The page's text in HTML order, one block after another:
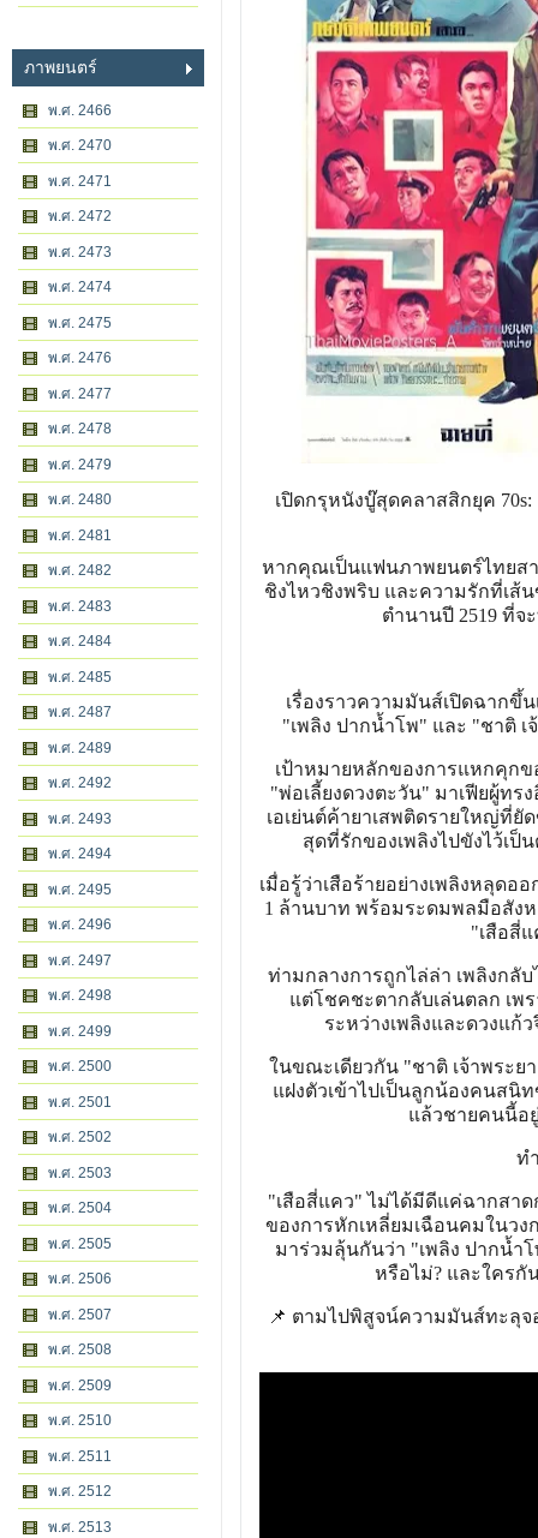
ภาพยนตร์
พ.ศ. 2466
พ.ศ. 2470
พ.ศ. 2471
พ.ศ. 2472
พ.ศ. 2473
พ.ศ. 2474
พ.ศ. 2475
พ.ศ. 2476
พ.ศ. 2477
พ.ศ. 2478
พ.ศ. 2479
พ.ศ. 2480
พ.ศ. 2481
พ.ศ. 2482
พ.ศ. 2483
พ.ศ. 2484
พ.ศ. 2485
พ.ศ. 2487
พ.ศ. 2489
พ.ศ. 2492
พ.ศ. 2493
พ.ศ. 2494
พ.ศ. 2495
พ.ศ. 2496
พ.ศ. 2497
พ.ศ. 2498
พ.ศ. 2499
พ.ศ. 2500
พ.ศ. 2501
พ.ศ. 2502
พ.ศ. 2503
พ.ศ. 2504
พ.ศ. 2505
พ.ศ. 2506
พ.ศ. 2507
พ.ศ. 2508
พ.ศ. 2509
พ.ศ. 2510
พ.ศ. 2511
พ.ศ. 2512
พ.ศ. 2513
เปิดกรุหนังบู๊สุดคลาสสิกยุค
หากคุณเป็นแฟนภาพยนตร์ไทยส
ชิงไหวชิงพริบ และความรักที่เส้
ตำนานปี 2519 ที่
เรื่องราวความมันส์เปิดฉากขึ้
"เพลิง ปากน้ำโพ" และ "ชาติ
เป้าหมายหลักของการแหกคุก
"พ่อเลี้ยงดวงตะวัน" มาเฟียผู้ท
เอเย่นต์ค้ายาเสพติดรายใหญ่ที่ยั
สุดที่รักของเพลิงไปขังไว้เป็
เมื่อรู้ว่าเสือร้ายอย่างเพลิงหลุดอ
1 ล้านบาท พร้อมระดมพลมือสัง
"เสือสี่
ท่ามกลางการถูกไล่ล่า เพลิงกลั
แต่โชคชะตากลับเล่นตลก เพ
ระหว่างเพลิงและดวงแก้
ในขณะเดียวกัน "ชาติ เจ้าพระย
แฝงตัวเข้าไปเป็นลูกน้องคนสนิ
แล้วชายคนนี้อ
ท
"เสือสี่แคว" ไม่ได้มีดีแค่ฉากสาด
ของการหักเหลี่ยมเฉือนคมในว
มาร่วมลุ้นกันว่า "เพลิง ปากน้ำ
หรือไม่? และใคร
📌 ตามไปพิสูจน์ความมันส์ทะลุ